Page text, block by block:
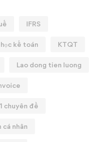
IFRS
kế toán KTQT
Lao dong tien luong
chuyên đề
nhân